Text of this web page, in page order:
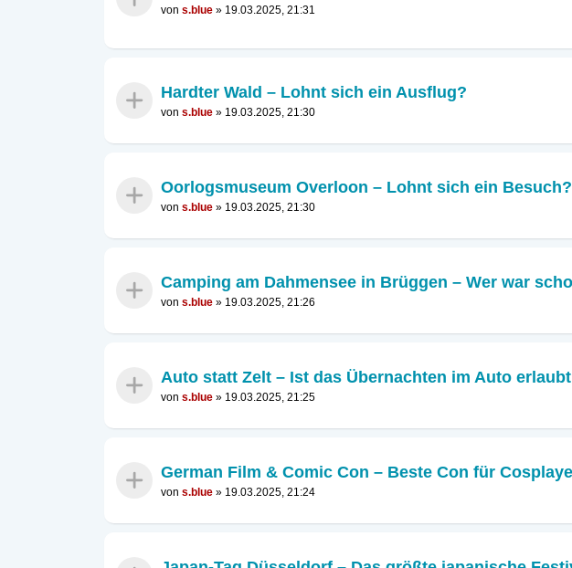
von s.blue » 19.03.2025, 21:31
Hardter Wald – Lohnt sich ein Ausflug?
von s.blue » 19.03.2025, 21:30
Oorlogsmuseum Overloon – Lohnt sich ein Besuch?
von s.blue » 19.03.2025, 21:30
Camping am Dahmensee in Brüggen – Wer war
von s.blue » 19.03.2025, 21:26
Auto statt Zelt – Ist das Übernachten im Auto
von s.blue » 19.03.2025, 21:25
German Film & Comic Con – Beste Con für
von s.blue » 19.03.2025, 21:24